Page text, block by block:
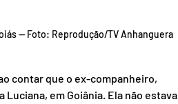
— Foto: Reprodução/TV Anhanguera
contar que o ex-companheiro,
em Goiânia. Ela não estava